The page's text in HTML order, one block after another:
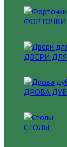
ДВЕРИ
ДРОВА
СТОЛЫ